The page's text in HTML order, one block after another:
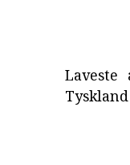
Laveste